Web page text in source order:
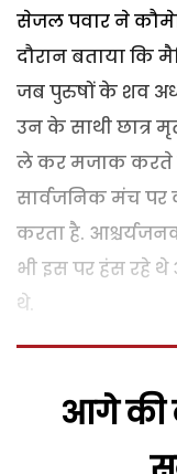
सेजल पवार ने
दौरान बताया कि
जब पुरुषों के शव
उन के साथी छात्र
ले कर मजाक करते
सार्वजनिक मंच पर
करता है.
भी इस पर हंस रहे
थे.
आगे की